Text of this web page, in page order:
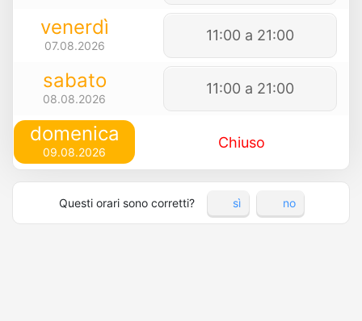
venerdì
07.08.2026
11:00 a 21:00
sabato
08.08.2026
11:00 a 21:00
domenica
09.08.2026
Chiuso
Questi orari sono corretti? sì no